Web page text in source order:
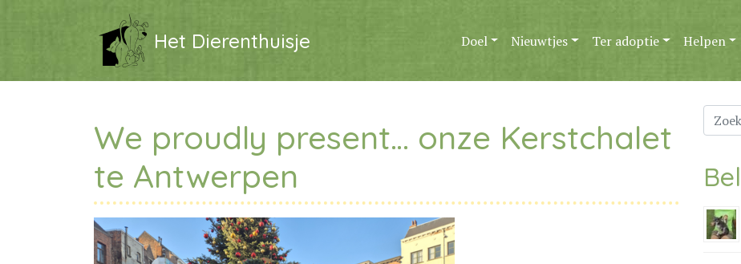
Het Dierenthuisje Doel Nieuwtjes Ter adoptie Helpen
We proudly present… onze Kerstchalet
te Antwerpen
Zoek
naar: